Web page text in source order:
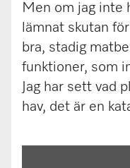
Men om jag inte
lämnat skutan
bra, stadig
funktioner, som
Jag har sett vad
hav, det är en